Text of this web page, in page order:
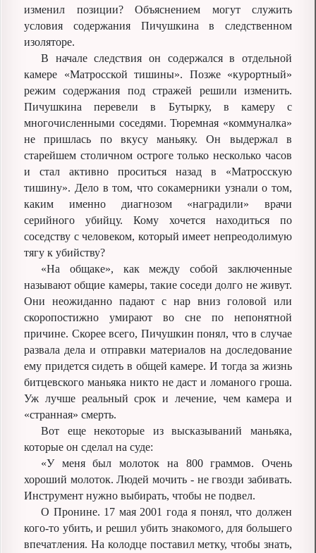
изменил позиции? Объяснением могут служить
условия содержания Пичушкина в следственном
изоляторе.
В начале следствия он содержался в отдельной
камере «Матросской тишины». Позже «курортный»
режим содержания под стражей решили изменить.
Пичушкина перевели в Бутырку, в камеру с
многочисленными соседями. Тюремная «коммуналка»
не пришлась по вкусу маньяку. Он выдержал в
старейшем столичном остроге только несколько часов
и стал активно проситься назад в «Матросскую
тишину». Дело в том, что сокамерники узнали о том,
каким именно диагнозом «наградили» врачи
серийного убийцу. Кому хочется находиться по
соседству с человеком, который имеет непреодолимую
тягу к убийству?
«На общаке», как между собой заключенные
называют общие камеры, такие соседи долго не живут.
Они неожиданно падают с нар вниз головой или
скоропостижно умирают во сне по непонятной
причине. Скорее всего, Пичушкин понял, что в случае
развала дела и отправки материалов на доследование
ему придется сидеть в общей камере. И тогда за жизнь
битцевского маньяка никто не даст и ломаного гроша.
Уж лучше реальный срок и лечение, чем камера и
«странная» смерть.
Вот еще некоторые из высказываний маньяка,
которые он сделал на суде:
«У меня был молоток на 800 граммов. Очень
хороший молоток. Людей мочить - не гвозди забивать.
Инструмент нужно выбирать, чтобы не подвел.
О Пронине. 17 мая 2001 года я понял, что должен
кого-то убить, и решил убить знакомого, для большего
впечатления. На колодце поставил метку, чтобы знать,